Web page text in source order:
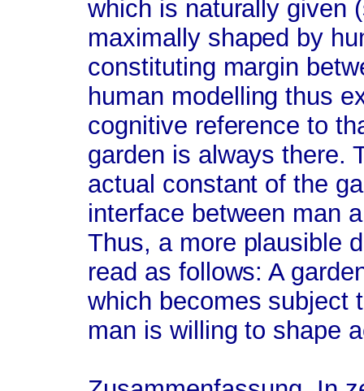
which is naturally given
maximally shaped by
constituting margin
human modelling thus
cognitive reference to
garden is always there.
actual constant of the
interface between man
Thus, a more plausible
read as follows: A
which becomes subject
man is willing to shape